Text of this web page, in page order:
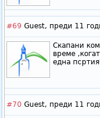
#69 Guest, преди 11
Скапани
време
една
#70 Guest, преди 11